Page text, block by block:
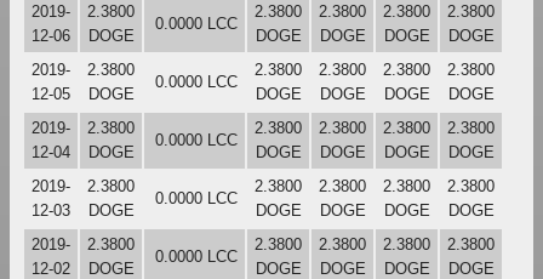
2019-
12-06
2.3800
DOGE
0.0000 LCC
2.3800
DOGE
2.3800
DOGE
2.3800
DOGE
2.3800
DOGE
2019-
12-05
2.3800
DOGE
0.0000 LCC
2.3800
DOGE
2.3800
DOGE
2.3800
DOGE
2.3800
DOGE
2019-
12-04
2.3800
DOGE
0.0000 LCC
2.3800
DOGE
2.3800
DOGE
2.3800
DOGE
2.3800
DOGE
2019-
12-03
2.3800
DOGE
0.0000 LCC
2.3800
DOGE
2.3800
DOGE
2.3800
DOGE
2.3800
DOGE
2019-
12-02
2.3800
DOGE
0.0000 LCC
2.3800
DOGE
2.3800
DOGE
2.3800
DOGE
2.3800
DOGE